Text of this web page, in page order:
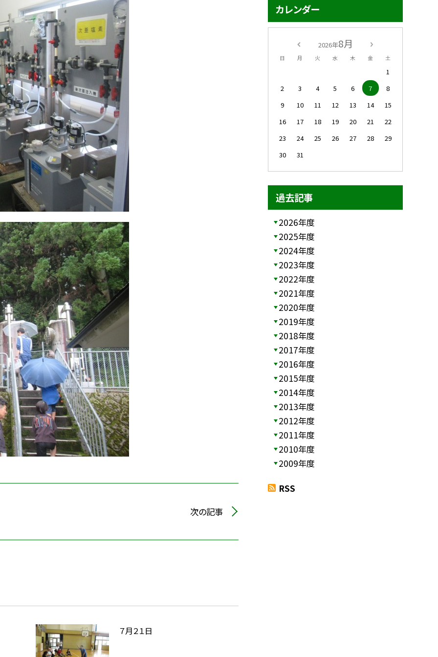
次の記事
７月２１日
カレンダー
2026年8月
日 月 火 水 木 金 土
1
2
3 4 5 6 7
8
9
10 11 12 13 14
15
16
17 18 19 20 21
22
23
24 25 26 27 28
29
30
31
過去記事
2026年度
2025年度
2024年度
2023年度
2022年度
2021年度
2020年度
2019年度
2018年度
2017年度
2016年度
2015年度
2014年度
2013年度
2012年度
2011年度
2010年度
2009年度
RSS